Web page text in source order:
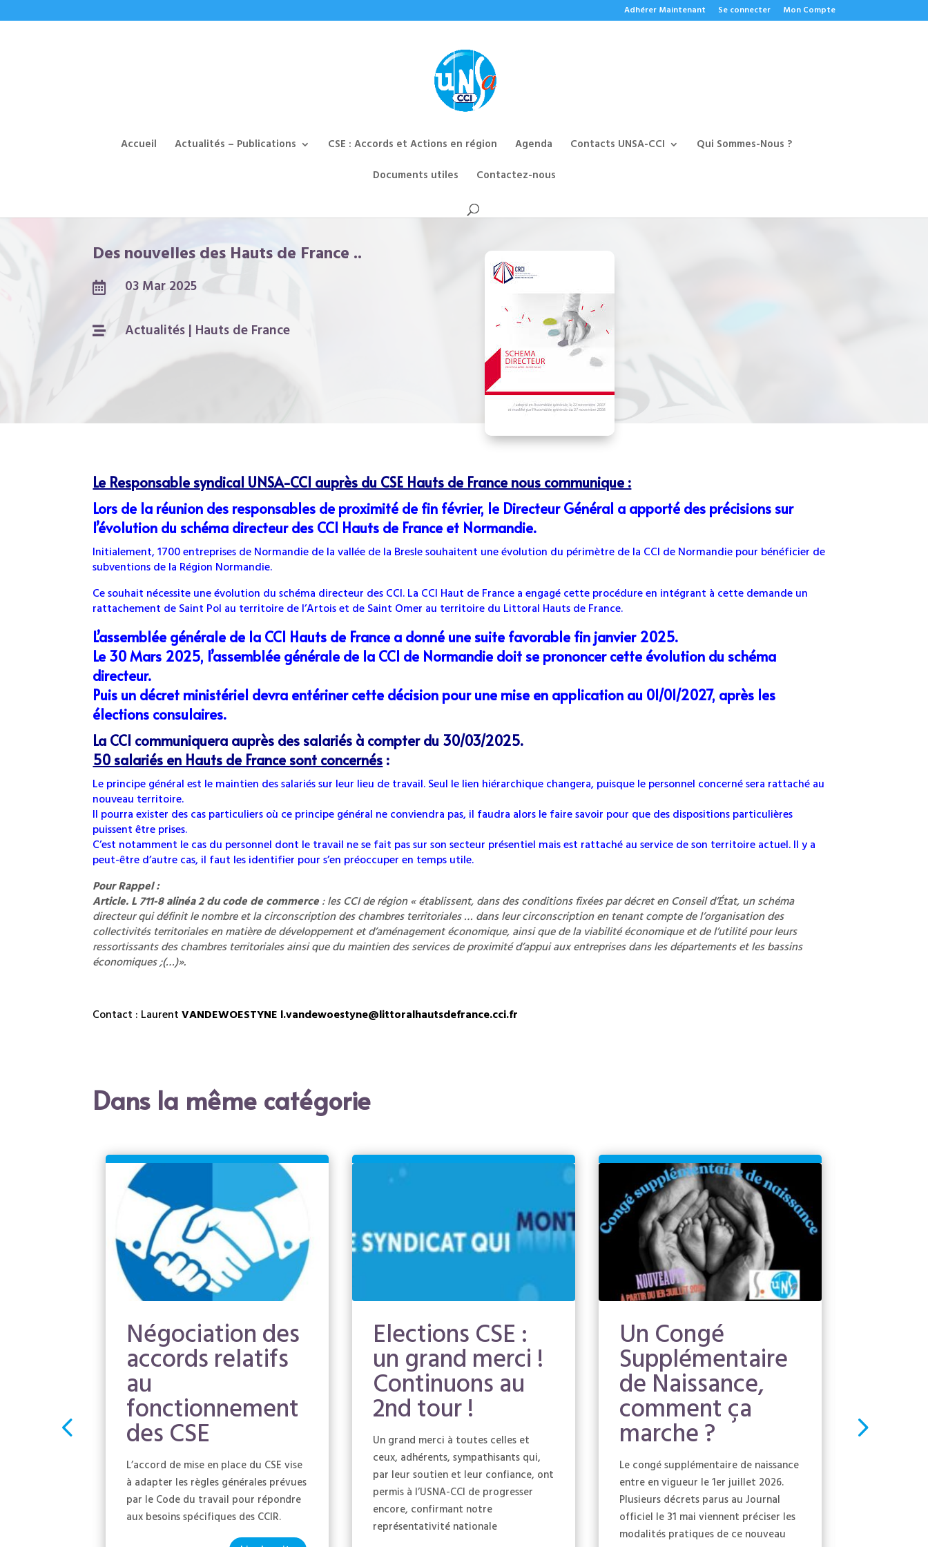
Adhérer Maintenant Se connecter Mon Compte
Accueil Actualités – Publications CSE : Accords et Actions en région Agenda Contacts UNSA-CCI
Qui Sommes-Nous ?
Documents utiles
Contactez-nous
Des nouvelles des Hauts de France ..
 03 Mar 2025
 Actualités| Hauts de France
Le Responsable syndical UNSA-CCI auprès du CSE Hauts de France nous communique :
Lors de la réunion des responsables de proximité de fin février, le Directeur Général a apporté des précisions sur
l’évolution du schéma directeur des CCI Hauts de France et Normandie.
Initialement, 1700 entreprises de Normandie de la vallée de la Bresle souhaitent une évolution du périmètre de la CCI de Normandie pour bénéficier de
subventions de la Région Normandie.
Ce souhait nécessite une évolution du schéma directeur des CCI. La CCI Haut de France a engagé cette procédure en intégrant à cette demande un
rattachement de Saint Pol au territoire de l’Artois et de Saint Omer au territoire du Littoral Hauts de France.
L’assemblée générale de la CCI Hauts de France a donné une suite favorable fin janvier 2025.
Le 30 Mars 2025, l’assemblée générale de la CCI de Normandie doit se prononcer cette évolution du schéma
directeur.
Puis un décret ministériel devra entériner cette décision pour une mise en application au 01/01/2027, après les
élections consulaires.
La CCI communiquera auprès des salariés à compter du 30/03/2025.
50 salariés en Hauts de France sont concernés :
Le principe général est le maintien des salariés sur leur lieu de travail. Seul le lien hiérarchique changera, puisque le personnel concerné sera rattaché au
nouveau territoire.
Il pourra exister des cas particuliers où ce principe général ne conviendra pas, il faudra alors le faire savoir pour que des dispositions particulières
puissent être prises.
C’est notamment le cas du personnel dont le travail ne se fait pas sur son secteur présentiel mais est rattaché au service de son territoire actuel. Il y a
peut-être d’autre cas, il faut les identifier pour s’en préoccuper en temps utile.
Pour Rappel :
Article. L 711-8 alinéa 2 du code de commerce: les CCI de région « établissent, dans des conditions fixées par décret en Conseil d’État, un schéma
directeur qui définit le nombre et la circonscription des chambres territoriales … dans leur circonscription en tenant compte de l’organisation des
collectivités territoriales en matière de développement et d’aménagement économique, ainsi que de la viabilité économique et de l’utilité pour leurs
ressortissants des chambres territoriales ainsi que du maintien des services de proximité d’appui aux entreprises dans les départements et les bassins
économiques ;(…)».
Contact : LaurentVANDEWOESTYNE l.vandewoestyne@littoralhautsdefrance.cci.fr
Dans la même catégorie
Négociation des
accords relatifs
au
fonctionnement
des CSE
L’accord de mise en place du CSE vise
à adapter les règles générales prévues
par le Code du travail pour répondre
aux besoins spécifiques des CCIR.
Elections CSE :
un grand merci !
Continuons au
2nd tour !
Un grand merci à toutes celles et
ceux, adhérents, sympathisants qui,
par leur soutien et leur confiance, ont
permis à l’USNA-CCI de progresser
encore, confirmant notre
représentativité nationale
Un Congé
Supplémentaire
de Naissance,
comment ça
marche ?
Le congé supplémentaire de naissance
entre en vigueur le 1er juillet 2026.
Plusieurs décrets parus au Journal
officiel le 31 mai viennent préciser les
modalités pratiques de ce nouveau